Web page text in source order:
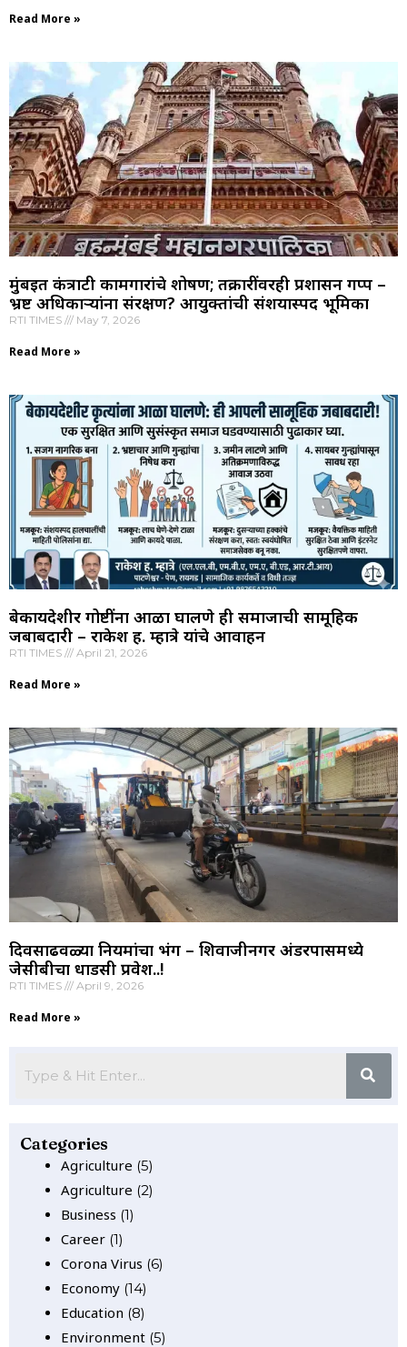
Read More »
मुंबईत कंत्राटी कामगारांचे शोषण; तक्रारींवरही प्रशासन गप्प –
भ्रष्ट अधिकाऱ्यांना संरक्षण? आयुक्तांची संशयास्पद भूमिका
RTI TIMES May 7, 2026
Read More »
बेकायदेशीर गोष्टींना आळा घालणे ही समाजाची सामूहिक
जबाबदारी – राकेश ह. म्हात्रे यांचे आवाहन
RTI TIMES April 21, 2026
Read More »
दिवसाढवळ्या नियमांचा भंग – शिवाजीनगर अंडरपासमध्ये
जेसीबीचा धाडसी प्रवेश..!
RTI TIMES April 9, 2026
Read More »
Categories
Agriculture (5)
Agriculture (2)
Business (1)
Career (1)
Corona Virus (6)
Economy (14)
Education (8)
Environment (5)